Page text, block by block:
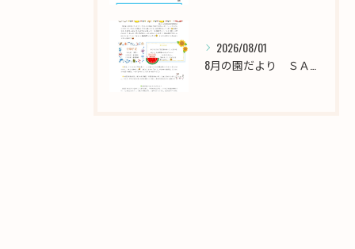
2026/08/01
8月の園だより ＳＡＫＵＲＡ保育園西新井